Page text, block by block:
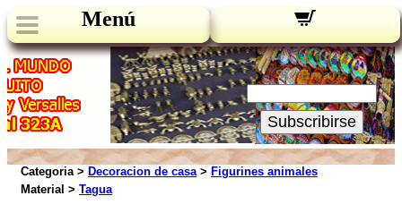
Menú
Novedades:
Su Email:
Subscribirse
Categoria > Decoracion de casa> Figurines animales
Material > Tagua